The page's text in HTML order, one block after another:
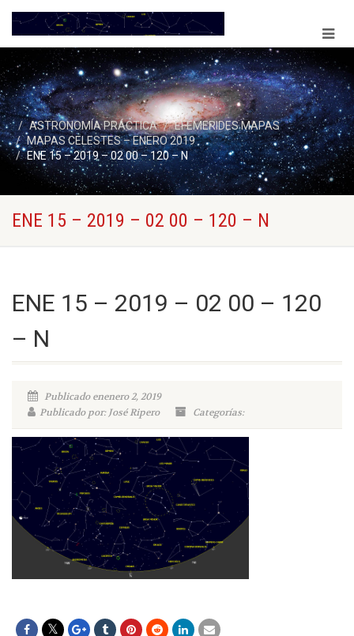
ASTRONOMÍA PRÁCTICA
EFEMERIDES MAPAS
MAPAS CELESTES – ENERO 2019
ENE 15 – 2019 – 02 00 – 120 – N
ENE 15 – 2019 – 02 00 – 120 – N
ENE 15 – 2019 – 02 00 – 120
– N
Publicado enenero 2, 2019
Publicado por: José Ripero
Categorías: